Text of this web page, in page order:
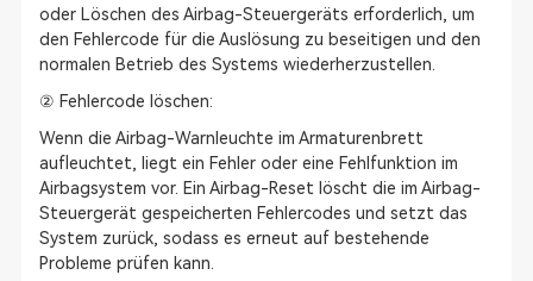
oder Löschen des Airbag-Steuergeräts erforderlich, um
den Fehlercode für die Auslösung zu beseitigen und den
normalen Betrieb des Systems wiederherzustellen.
② Fehlercode löschen:
Wenn die Airbag-Warnleuchte im Armaturenbrett
aufleuchtet, liegt ein Fehler oder eine Fehlfunktion im
Airbagsystem vor. Ein Airbag-Reset löscht die im Airbag-
Steuergerät gespeicherten Fehlercodes und setzt das
System zurück, sodass es erneut auf bestehende
Probleme prüfen kann.